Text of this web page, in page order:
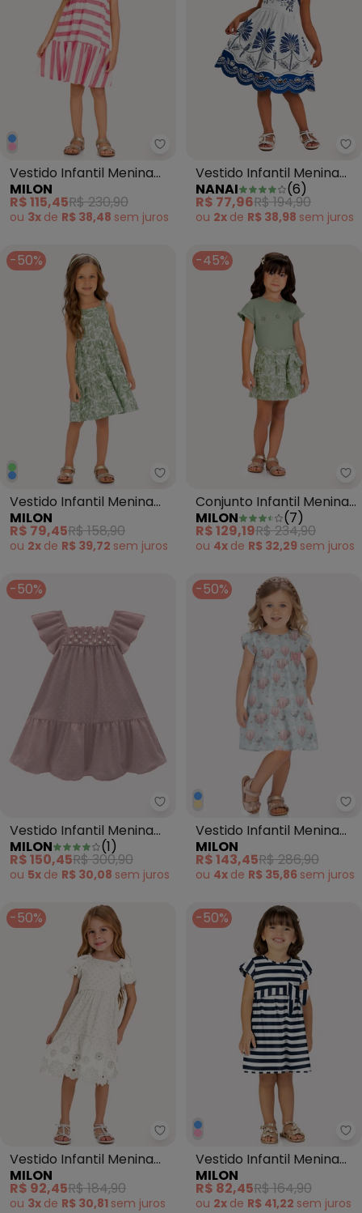
Milon - Vestido Infantil Menina
Vestido Infantil Menina
ListrasRosa
MILON
R$ 115,45R$ 230,90
ou 3x de R$ 38,48 sem juros
Vestido Infantil Menina
em Cotton Branco
NANAI (6)
R$ 77,96R$ 194,90
ou 2x de R$ 38,98 sem juros
-50%
Milon - Vestido Infantil Menina
Vestido Infantil Menina
Folhas Verde
MILON
R$ 79,45R$ 158,90
ou 2x de R$ 39,72 sem juros
-45%
Conjunto Infantil Menina
Borboleta Verde
MILON (7)
R$ 129,19R$ 234,90
ou 4x de R$ 32,29 sem juros
-50%
Vestido Infantil Menina em Voil
Vestido Infantil Menina
em Voil Milon (Rosa)
MILON (1)
R$ 150,45R$ 300,90
ou 5x de R$ 30,08 sem juros
-50%
Vestido Infantil Menina
Balões Milon (Azul)
MILON
R$ 143,45R$ 286,90
ou 4x de R$ 35,86 sem juros
-50%
Milon - Vestido Infantil Menina
Vestido Infantil Menina
Corte a Laser Bege
MILON
R$ 92,45R$ 184,90
ou 3x de R$ 30,81 sem juros
-50%
Vestido Infantil Menina
Listras Milon (Azul)
MILON
R$ 82,45R$ 164,90
ou 2x de R$ 41,22 sem juros